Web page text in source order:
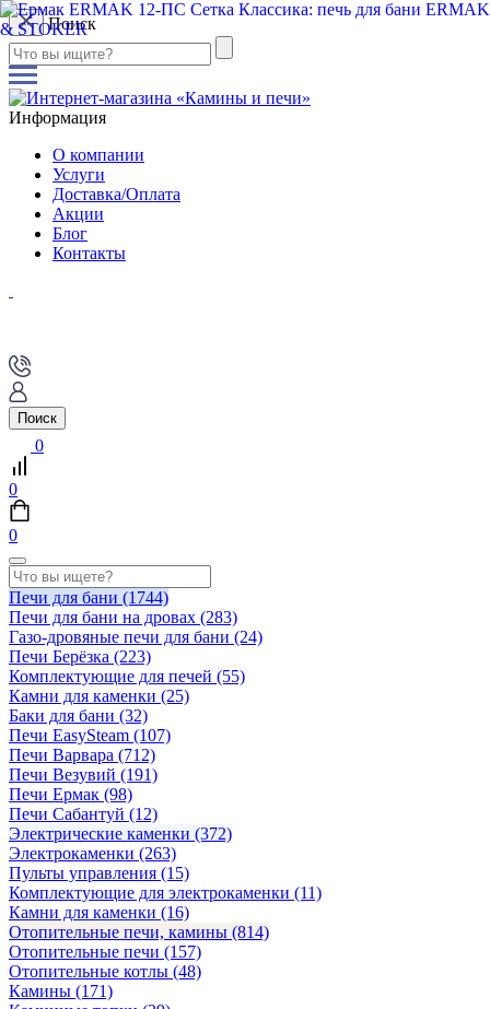
Поиск
Информация
О компании
Услуги
Доставка/Оплата
Акции
Блог
Контакты
Поиск
0
0
0
Печи для бани (1744)
Печи для бани на дровах (283)
Газо-дровяные печи для бани (24)
Печи Берёзка (223)
Комплектующие для печей (55)
Камни для каменки (25)
Баки для бани (32)
Печи EasySteam (107)
Печи Варвара (712)
Печи Везувий (191)
Печи Ермак (98)
Печи Сабантуй (12)
Электрические каменки (372)
Электрокаменки (263)
Пульты управления (15)
Комплектующие для электрокаменки (11)
Камни для каменки (16)
Отопительные печи, камины (814)
Отопительные печи (157)
Отопительные котлы (48)
Камины (171)